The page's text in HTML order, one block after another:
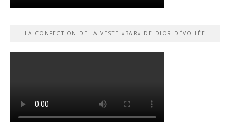
LA CONFECTION DE LA VESTE «BAR» DE DIOR DÉVOILÉE